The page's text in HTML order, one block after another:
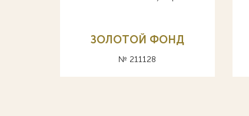
ЗОЛОТОЙ ФОНД
№ 211128